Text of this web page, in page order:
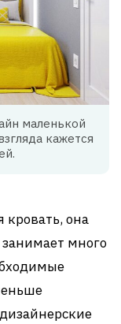
маленькой
кажется
кровать, она
много